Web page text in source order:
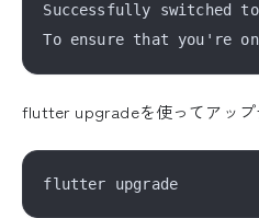
Successfully
flutter upgradeを使ってアップ